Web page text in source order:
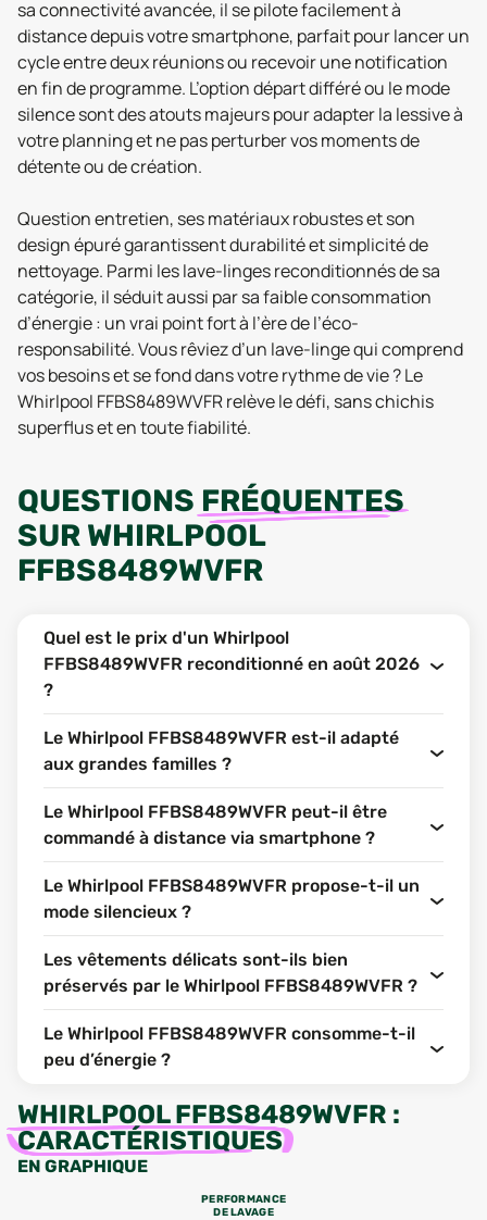
sa connectivité avancée, il se pilote facilement à
distance depuis votre smartphone, parfait pour lancer un
cycle entre deux réunions ou recevoir une notification
en fin de programme. L’option départ différé ou le mode
silence sont des atouts majeurs pour adapter la lessive à
votre planning et ne pas perturber vos moments de
détente ou de création.
Question entretien, ses matériaux robustes et son
design épuré garantissent durabilité et simplicité de
nettoyage. Parmi les lave-linges reconditionnés de sa
catégorie, il séduit aussi par sa faible consommation
d’énergie : un vrai point fort à l’ère de l’éco-
responsabilité. Vous rêviez d’un lave-linge qui comprend
vos besoins et se fond dans votre rythme de vie ? Le
Whirlpool FFBS8489WVFR relève le défi, sans chichis
superflus et en toute fiabilité.
QUESTIONS FRÉQUENTES
SUR WHIRLPOOL
FFBS8489WVFR
Quel est le prix d'un Whirlpool
FFBS8489WVFR reconditionné en août 2026
?
Le Whirlpool FFBS8489WVFR est-il adapté
aux grandes familles ?
Le Whirlpool FFBS8489WVFR peut-il être
commandé à distance via smartphone ?
Le Whirlpool FFBS8489WVFR propose-t-il un
mode silencieux ?
Les vêtements délicats sont-ils bien
préservés par le Whirlpool FFBS8489WVFR ?
Le Whirlpool FFBS8489WVFR consomme-t-il
peu d’énergie ?
WHIRLPOOL FFBS8489WVFR :
CARACTÉRISTIQUES
EN GRAPHIQUE
PERFORMANCE
DE LAVAGE